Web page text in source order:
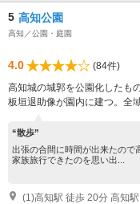
5 高知公園
高知／公園・庭園
4.0
(84件)
高知城の城郭を公園化したも
板垣退助像が園内に建つ。全
“散歩”
出張の合間に時間が出来たので
家族旅行できたのを思い出...
(1)高知駅 徒歩 20分 高知